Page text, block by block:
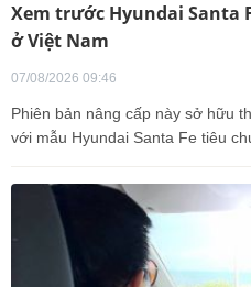
Xem trước Hyundai Santa
ở Việt Nam
07/08/2026 09:46
Phiên bản nâng cấp này sở hữu
với mẫu Hyundai Santa Fe tiêu